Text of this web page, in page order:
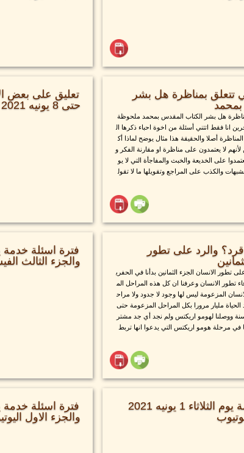
تتعلق بمناظرة هل بشر
بمحمد
بمناظرة هل بشر الكتاب المقدس بمحمد ملحوظة
انا فقط اتتني أسئلة من اخوة احباء ذكرها ال
أصلا والحقيقة هذا مثال يوضح لماذا أك
لا يعتمدون على مناظرة او مقارنة الفكر و
على الخديعة والخبث والمفاجأة التي لا يو
والكذب على المراجع وتقويلها ما لا تقول
تعليق على بعض
حتى 8 يونيه 2021
والرد على تطور
تطور الانسان الجزء الثمانين بدأنا في الحفري
تطور الانسان وعرفنا ان كل هذه المراحل الم
المزعومة ليس لها وجود لا جدود ولا مراح
مليار مرورا بكل المراحل المزعومة حتى
ووصلنا لهومو اريكتس ولم نجد أي جد مشتر
في مرحلة هومو اريكتس التي يدعوا انها تربط
والجزء الثالث
فترة اسئلة خدمة يوم الثلاثاء 1 يونيه 2021
والجزء الاول